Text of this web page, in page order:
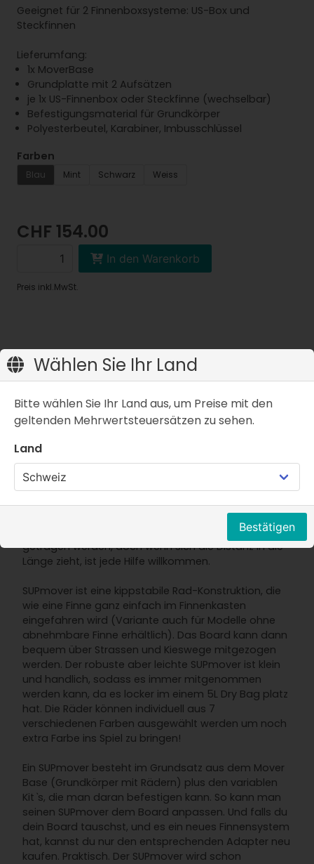
Geeignet für 2 Finnenboxsysteme: US-Box und
Steckfinnen
Lieferumfang:
1x MoverBase
Grundplatte mit 2 Aufsätzen
je 1x US-Finnenbox oder Steckfinne (wechselbar)
Befestigungsmaterial für Grundkörper
Polyesterbeutel, Karabiner, Imbusschlüssel
Farben
Blau Mint Schwarz Weiss
CHF 154.00
In den Warenkorb
Preis inkl.MwSt.
SET SUPmover + Kit SUPdual geeignet für 2
Finnenboxsysteme: US-Box und Steckfinnen
Nicht jeder wohnt am See oder findet ein Parkplatz
gleich beim Seezugang. Zudem möchte man nicht
immer den ganzen Rucksack samt Zubehör
mitnehmen. Ein aufgepumptes Board ist nicht
schwer und kann für einige Meter problemlos
getragen werden, doch wenn sich die Distanz in die
Länge zieht, ist jede Hilfe willkommen.
SUPmover ist eine kippstabile Rad-Konstruktion, die
wie eine Finne ganz einfach im Finnenkasten
eingefahren wird (Variante auch für Modelle ohne
abnehmbare Finne erhältlich). Das Board kann dann
bequem über Strassen und Kieswege mitgezogen
werden. Der robuste aber leichte SUPmover ist klein
und handlich, sodass es immer mitgenommen
werden kann, da es locker im einem 5L Dry Bag platz
hat. Die Räder können individuell aus 7
verschiedenen Farben ausgewählt werden um noch
extra Farbe ins Spiel zu bringen!
Ein SUPmover besteht im Grundsatz aus dem Mover
Base (Grundkörper mit Rädern) plus den variablen
Kitˋs, die man daran befestigen kann. So kann man
seinen SUPmover dem Board anpassen. Und falls du
dein Board tauschst, und es ein neues Finnensystem
hat, kannst du nur den entsprechenden Adapter neu
kaufen. Praktisch. Der SUPmover wird schon
Wählen Sie Ihr Land
Bitte wählen Sie Ihr Land aus, um Preise mit den
geltenden Mehrwertsteuersätzen zu sehen.
Land
Bestätigen